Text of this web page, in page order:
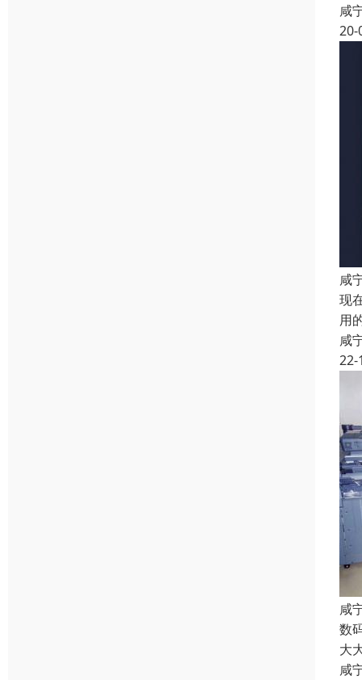
咸
20-
咸
现
用
咸
22-
咸
数
大
咸